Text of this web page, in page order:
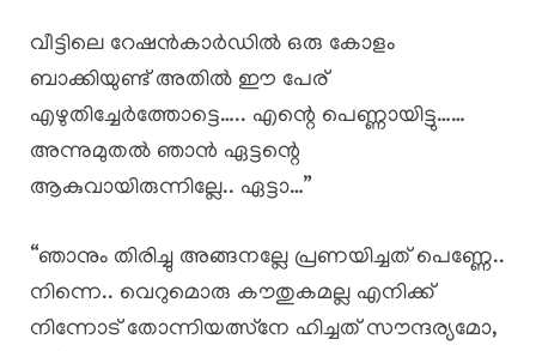
വീട്ടിലെ റേഷൻകാർഡിൽ ഒരു കോളം
ബാക്കിയുണ്ട് അതിൽ ഈ പേര്
എഴുതിച്ചേർത്തോട്ടെ….. എന്റെ പെണ്ണായിട്ടു……
അന്നുമുതൽ ഞാൻ ഏട്ടന്റെ
ആകുവായിരുന്നില്ലേ.. ഏട്ടാ…”
“ഞാനും തിരിച്ചു അങ്ങനല്ലേ പ്രണയിച്ചത് പെണ്ണേ..
നിന്നെ.. വെറുമൊരു കൗതുകമല്ല എനിക്ക്
നിന്നോട് തോന്നിയത്സ്നേ ഹിച്ചത് സൗന്ദര്യമോ,